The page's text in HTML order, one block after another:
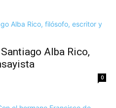
Alba Rico,
0